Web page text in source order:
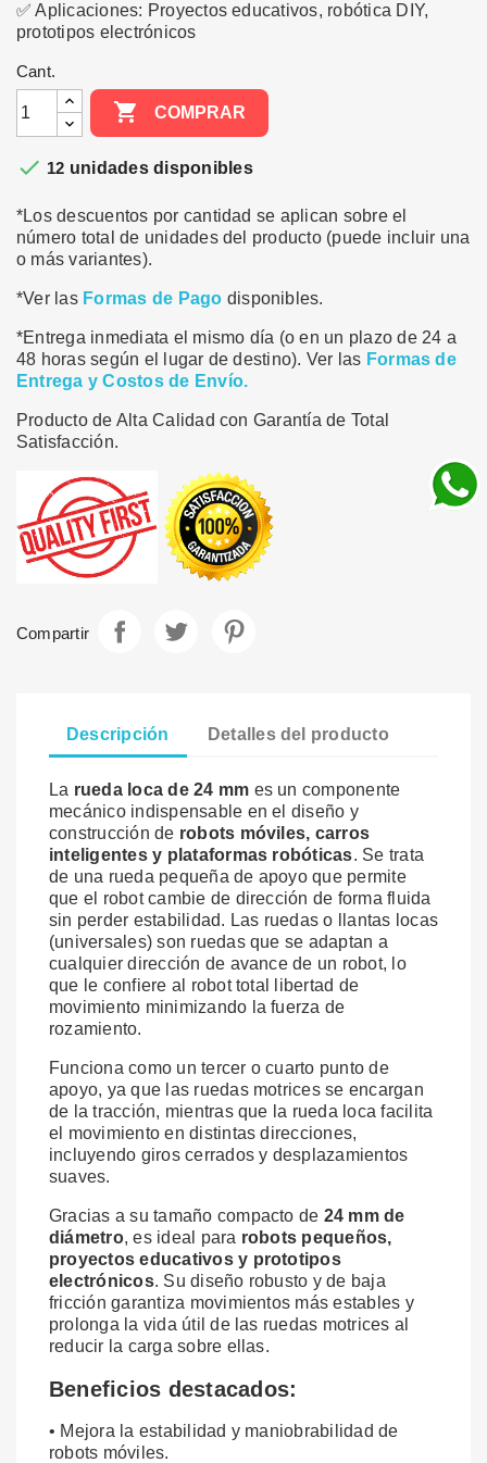
✅ Aplicaciones: Proyectos educativos, robótica DIY,
prototipos electrónicos
Cant.
 COMPRAR
 12 unidades disponibles
*Los descuentos por cantidad se aplican sobre el
número total de unidades del producto (puede incluir una
o más variantes).
*Ver las Formas de Pago disponibles.
*Entrega inmediata el mismo día (o en un plazo de 24 a
48 horas según el lugar de destino). Ver las Formas de
Entrega y Costos de Envío.
Producto de Alta Calidad con Garantía de Total
Satisfacción.
Compartir
Descripción Detalles del producto
La rueda loca de 24 mm es un componente
mecánico indispensable en el diseño y
construcción de robots móviles, carros
inteligentes y plataformas robóticas. Se trata
de una rueda pequeña de apoyo que permite
que el robot cambie de dirección de forma fluida
sin perder estabilidad. Las ruedas o llantas locas
(universales) son ruedas que se adaptan a
cualquier dirección de avance de un robot, lo
que le confiere al robot total libertad de
movimiento minimizando la fuerza de
rozamiento.
Funciona como un tercer o cuarto punto de
apoyo, ya que las ruedas motrices se encargan
de la tracción, mientras que la rueda loca facilita
el movimiento en distintas direcciones,
incluyendo giros cerrados y desplazamientos
suaves.
Gracias a su tamaño compacto de 24 mm de
diámetro, es ideal para robots pequeños,
proyectos educativos y prototipos
electrónicos. Su diseño robusto y de baja
fricción garantiza movimientos más estables y
prolonga la vida útil de las ruedas motrices al
reducir la carga sobre ellas.
Beneficios destacados:
• Mejora la estabilidad y maniobrabilidad de
robots móviles.